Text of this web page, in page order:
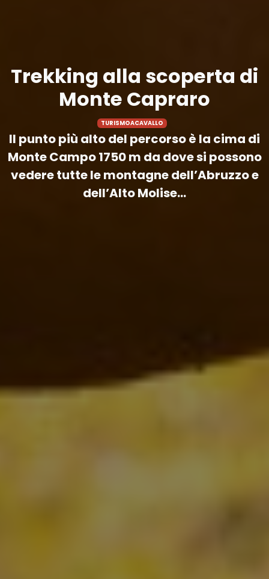
Trekking alla scoperta di
Monte Capraro
TURISMOACAVALLO
Il punto più alto del percorso è la cima di
Monte Campo 1750 m da dove si possono
vedere tutte le montagne dell’Abruzzo e
dell’Alto Molise...